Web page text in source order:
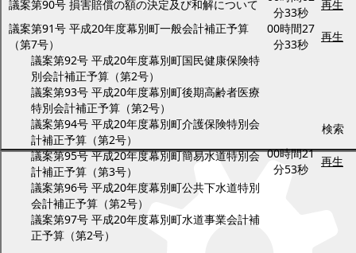
検索
議案第90号 損害賠償の額の決定及び和解について
分33秒
再生
議案第91号 平成20年度幕別町一般会計補正予算
（第7号）
00時間27
分33秒
再生
議案第92号 平成20年度幕別町国民健康保険特
別会計補正予算（第2号）
議案第93号 平成20年度幕別町後期高齢者医療
特別会計補正予算（第2号）
議案第94号 平成20年度幕別町介護保険特別会
計補正予算（第2号）
議案第95号 平成20年度幕別町簡易水道特別会
計補正予算（第3号）
議案第96号 平成20年度幕別町公共下水道特別
会計補正予算（第2号）
議案第97号 平成20年度幕別町水道事業会計補
正予算（第2号）
00時間21
分53秒
再生